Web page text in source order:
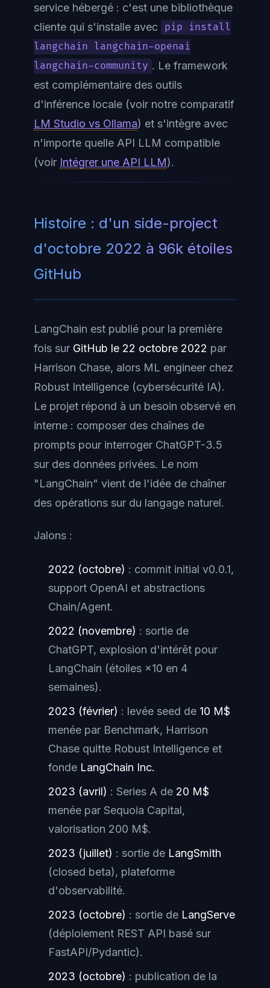
service hébergé : c'est une bibliothèque
cliente qui s'installe avec pip install
langchain langchain-openai
langchain-community . Le framework
est complémentaire des outils
d'inférence locale (voir notre comparatif
LM Studio vs Ollama) et s'intègre avec
n'importe quelle API LLM compatible
(voir Intégrer une API LLM).
Histoire : d'un side-project
d'octobre 2022 à 96k étoiles
GitHub
LangChain est publié pour la première
fois sur GitHub le 22 octobre 2022 par
Harrison Chase, alors ML engineer chez
Robust Intelligence (cybersécurité IA).
Le projet répond à un besoin observé en
interne : composer des chaînes de
prompts pour interroger ChatGPT-3.5
sur des données privées. Le nom
"LangChain" vient de l'idée de chaîner
des opérations sur du langage naturel.
Jalons :
2022 (octobre) : commit initial v0.0.1,
support OpenAI et abstractions
Chain/Agent.
2022 (novembre) : sortie de
ChatGPT, explosion d'intérêt pour
LangChain (étoiles ×10 en 4
semaines).
2023 (février) : levée seed de 10 M$
menée par Benchmark, Harrison
Chase quitte Robust Intelligence et
fonde LangChain Inc.
2023 (avril) : Series A de 20 M$
menée par Sequoia Capital,
valorisation 200 M$.
2023 (juillet) : sortie de LangSmith
(closed beta), plateforme
d'observabilité.
2023 (octobre) : sortie de LangServe
(déploiement REST API basé sur
FastAPI/Pydantic).
2023 (octobre) : publication de la